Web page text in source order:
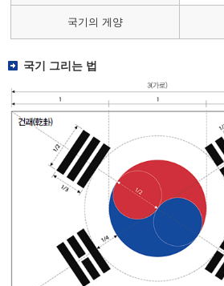
국기의 게양
국기 그리는 법